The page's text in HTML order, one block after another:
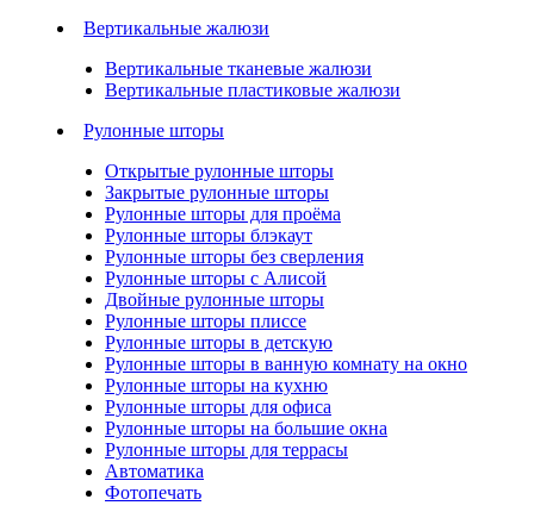
Вертикальные жалюзи
Вертикальные тканевые жалюзи
Вертикальные пластиковые жалюзи
Рулонные шторы
Открытые рулонные шторы
Закрытые рулонные шторы
Рулонные шторы для проёма
Рулонные шторы блэкаут
Рулонные шторы без сверления
Рулонные шторы с Алисой
Двойные рулонные шторы
Рулонные шторы плиссе
Рулонные шторы в детскую
Рулонные шторы в ванную комнату на окно
Рулонные шторы на кухню
Рулонные шторы для офиса
Рулонные шторы на большие окна
Рулонные шторы для террасы
Автоматика
Фотопечать